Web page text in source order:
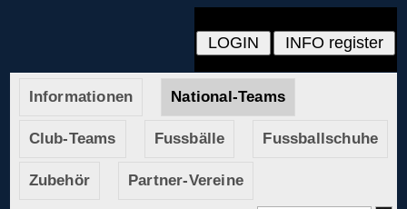
Informationen National-Teams
Club-Teams Fussbälle Fussballschuhe
Zubehör Partner-Vereine